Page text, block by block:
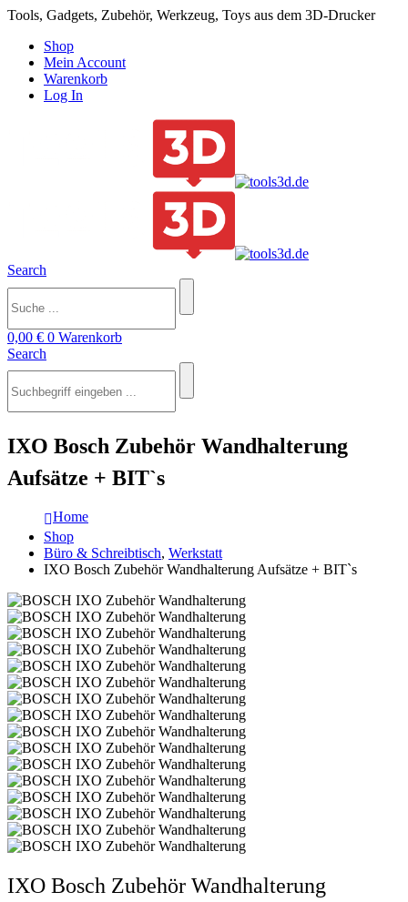
Tools, Gadgets, Zubehör, Werkzeug, Toys aus dem 3D-Drucker
Shop
Mein Account
Warenkorb
Log In
Search
0,00 € 0 Warenkorb
Search
IXO Bosch Zubehör Wandhalterung
Aufsätze + BIT`s
Home
Shop
Büro & Schreibtisch, Werkstatt
IXO Bosch Zubehör Wandhalterung Aufsätze + BIT`s
IXO Bosch Zubehör Wandhalterung